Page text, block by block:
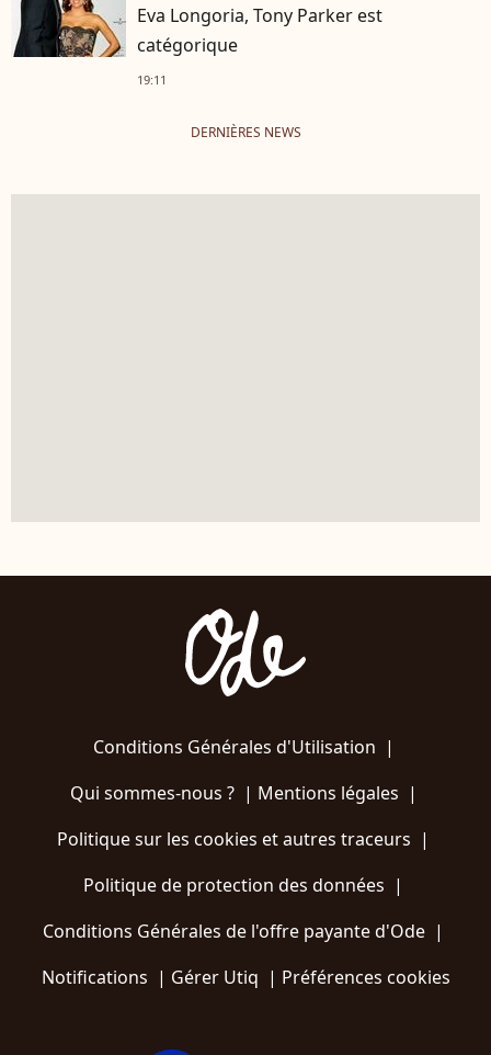
Eva Longoria, Tony Parker est
catégorique
19:11
DERNIÈRES NEWS
Conditions Générales d'Utilisation |
Qui sommes-nous ?| Mentions légales |
Politique sur les cookies et autres traceurs |
Politique de protection des données |
Conditions Générales de l'offre payante d'Ode |
Notifications | Gérer Utiq | Préférences cookies